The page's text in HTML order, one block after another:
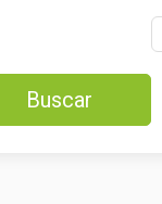
Buscar